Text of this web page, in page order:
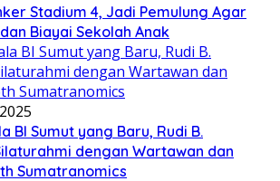
Stadium 4, Jadi Pemulung Agar
Biayai Sekolah Anak
BI Sumut yang Baru, Rudi B.
dengan Wartawan dan
Sumatranomics